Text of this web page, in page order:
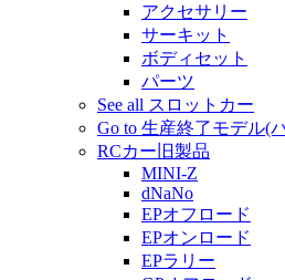
アクセサリー
サーキット
ボディセット
パーツ
See all スロットカー
Go to 生産終了モデル(
RCカー旧製品
MINI-Z
dNaNo
EPオフロード
EPオンロード
EPラリー